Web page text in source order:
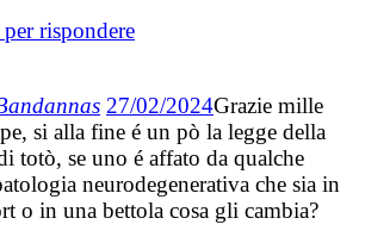
rispondere
27/02/2024Grazie mille
si alla fine é un pò la legge della
totò, se uno é affato da qualche
neurodegenerativa che sia in
o in una bettola cosa gli cambia?